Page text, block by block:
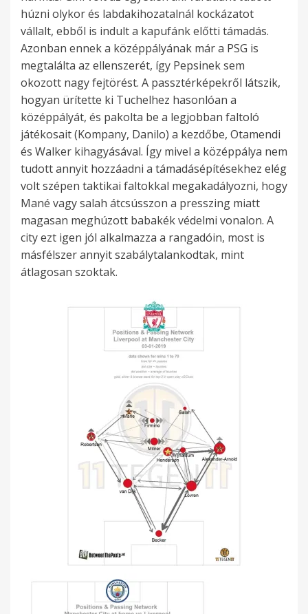
húzni olykor és labdakihozatalnál kockázatot
vállalt, ebből is indult a kapufánk előtti támadás.
Azonban ennek a középpályának már a PSG is
megtalálta az ellenszerét, így Pepsinek sem
okozott nagy fejtörést. A passztérképekről látszik,
hogyan ürítette ki Tuchelhez hasonlóan a
középpályát, és pakolta be a legjobban faltoló
játékosait (Kompany, Danilo) a kezdőbe, Otamendi
és Walker kihagyásával. Így mivel a középpálya nem
tudott annyit hozzáadni a támadásépítésekhez elég
volt szépen taktikai faltokkal megakadályozni, hogy
Mané vagy salah átcsússzon a presszing miatt
magasan meghúzott babakék védelmi vonalon. A
city ezt igen jól alkalmazza a rangadóin, most is
másfélszer annyit szabálytalankodtak, mint
átlagosan szoktak.